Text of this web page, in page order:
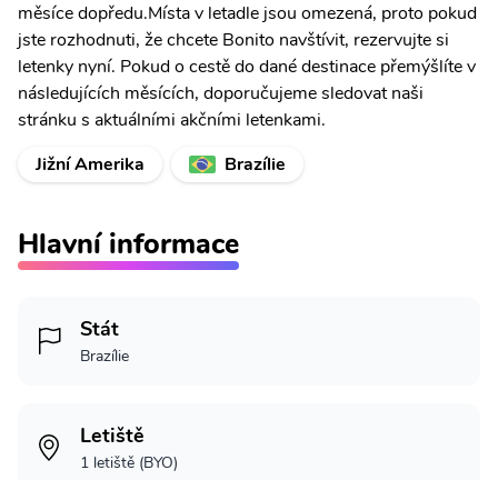
měsíce dopředu.Místa v letadle jsou omezená, proto pokud
jste rozhodnuti, že chcete Bonito navštívit, rezervujte si
letenky nyní. Pokud o cestě do dané destinace přemýšlíte v
následujících měsících, doporučujeme sledovat naši
stránku s aktuálními akčními letenkami.
Jižní Amerika
Brazílie
Hlavní informace
Stát
Brazílie
Letiště
1 letiště (BYO)